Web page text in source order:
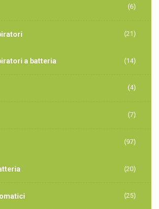
(6)
(21)
a batteria (14)
(4)
(7)
(97)
(20)
(25)